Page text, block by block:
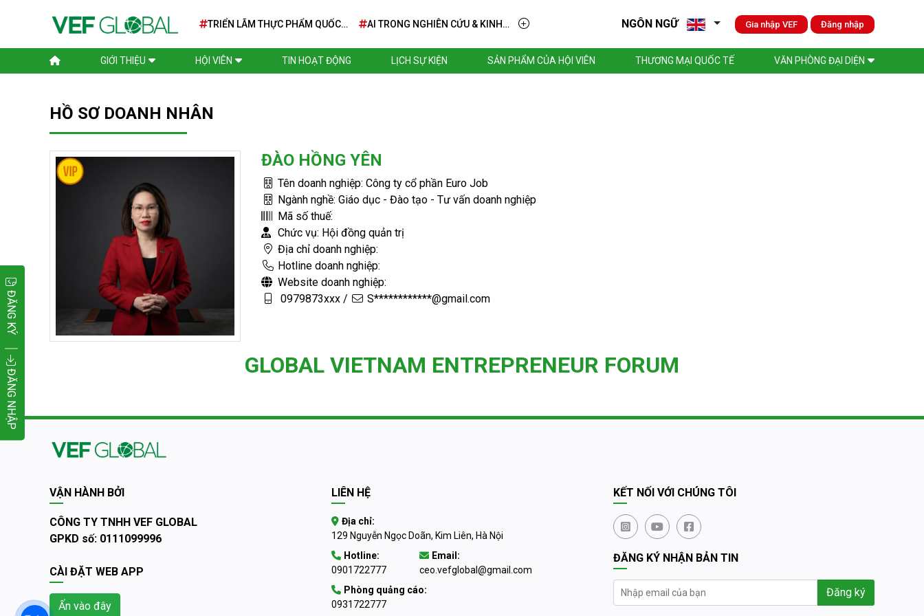
TRIỂN LÃM THỰC PHẨM QUỐC
AI TRONG NGHIÊN CỨU & KINH
TRIỂN KHAI THỰC TIỄN
NGÔN NGỮ Gia nhập VEF Đăng nhập
GIỚI THIỆU HỘI VIÊN TIN HOẠT ĐỘNG LỊCH SỰ KIỆN SẢN PHẨM CỦA HỘI VIÊN THƯƠNG MẠI QUỐC TẾ VĂN PHÒNG ĐẠI DIỆN
HỒ SƠ DOANH NHÂN
ĐÀO HỒNG YÊN
Tên doanh nghiệp: Công ty cổ phần Euro Job
Ngành nghề: Giáo dục - Đào tạo - Tư vấn doanh nghiệp
Mã số thuế:
Chức vụ: Hội đồng quản trị
Địa chỉ doanh nghiệp:
Hotline doanh nghiệp:
Website doanh nghiệp:
0979873xxx /
S************@gmail.com
GLOBAL VIETNAM ENTREPRENEUR FORUM
VẬN HÀNH BỞI
CÔNG TY TNHH VEF GLOBAL
GPKD số: 0111099996
CÀI ĐẶT WEB APP
Ấn vào đây
LIÊN HỆ
Địa chỉ:
129 Nguyễn Ngọc Doãn, Kim Liên, Hà Nội
Hotline:
0901722777
Email:
ceo.vefglobal@gmail.com
Phòng quảng cáo:
0931722777
KẾT NỐI VỚI CHÚNG TÔI
ĐĂNG KÝ NHẬN BẢN TIN
Đăng ký
ĐĂNG KÝ
ĐĂNG NHẬP